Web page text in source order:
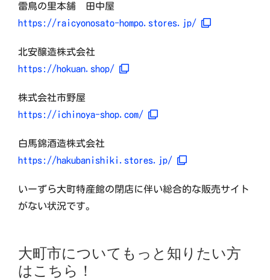
雷鳥の里本舗 田中屋
https://raicyonosato-hompo.stores.jp/
北安醸造株式会社
https://hokuan.shop/
株式会社市野屋
https://ichinoya-shop.com/
白馬錦酒造株式会社
https://hakubanishiki.stores.jp/
いーずら大町特産館の閉店に伴い総合的な販売サイト
がない状況です。
大町市についてもっと知りたい方
はこちら！